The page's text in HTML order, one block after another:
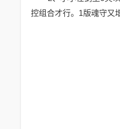
控组合才行。1版魂守又